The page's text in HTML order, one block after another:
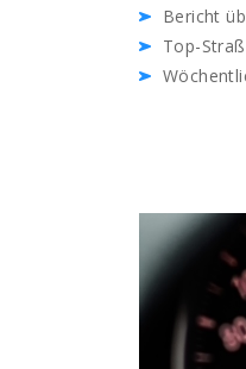
Bericht
Top-